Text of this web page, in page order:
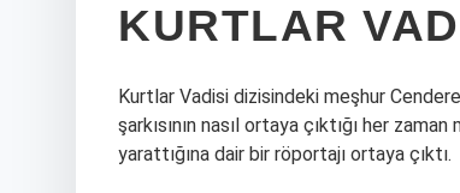
KURTLAR
Kurtlar Vadisi dizisindeki meşhur
şarkısının nasıl ortaya çıktığı her
yarattığına dair bir röportajı ortaya çıktı.